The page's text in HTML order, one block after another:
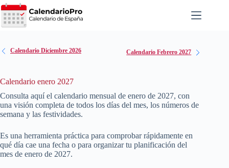
Saltar
al
contenido
Calendario Diciembre 2026 Calendario Febrero 2027
Calendario enero 2027
Consulta aquí el calendario mensual de enero de 2027, con
una visión completa de todos los días del mes, los números de
semana y las festividades.
Es una herramienta práctica para comprobar rápidamente en
qué día cae una fecha o para organizar tu planificación del
mes de enero de 2027.